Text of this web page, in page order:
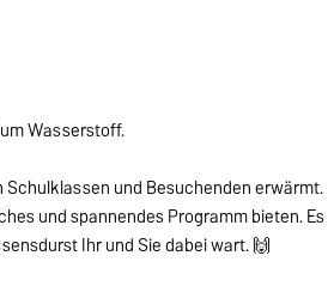
Wasserstoff.
und Besuchenden erwärmt.
und spannendes Programm bieten. Es
Ihr und Sie dabei wart. 🙌